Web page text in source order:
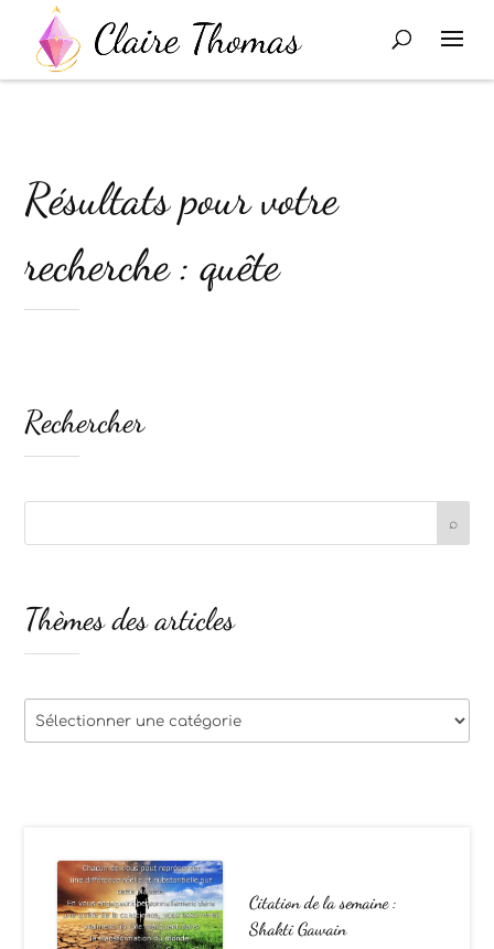
Résultats pour votre
recherche : quête
Citation de la semaine :
Shakti Gawain
Rechercher
Thèmes des articles
Thèmes
des